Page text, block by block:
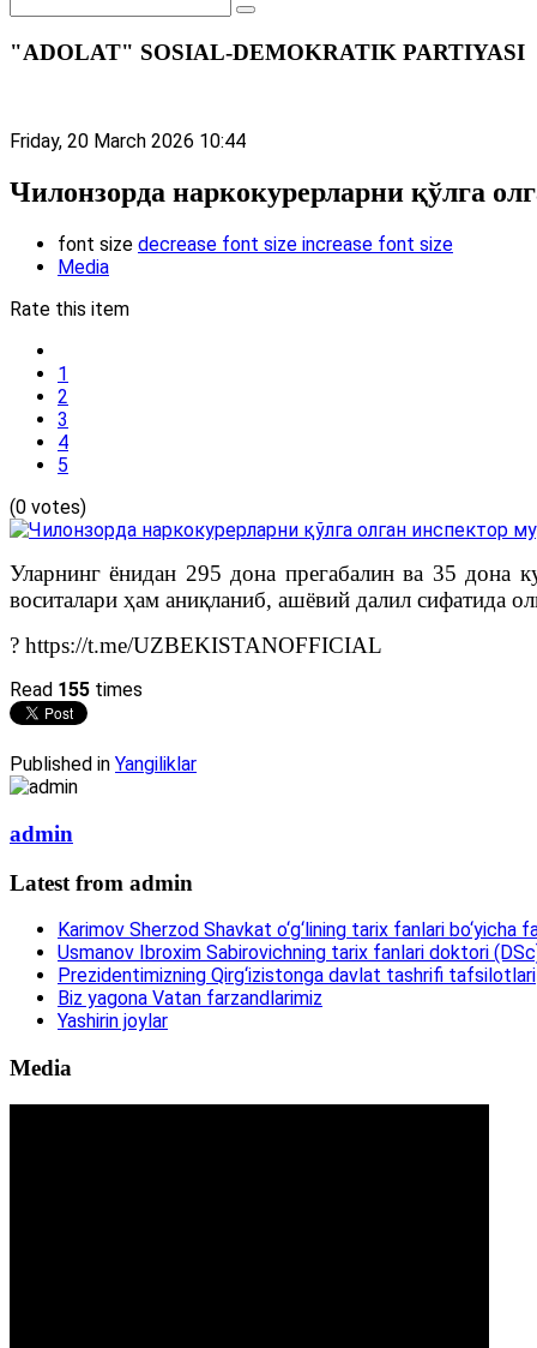
"ADOLAT" SOSIAL-DEMOKRATIK PARTIYASI
Friday, 20 March 2026 10:44
Чилонзорда наркокурерларни қўлга
font size decrease font size increase font size
Media
Rate this item
1
2
3
4
5
(0 votes)
Уларнинг ёнидан 295 дона прегабалин ва 35 дона
воситалари ҳам аниқланиб, ашёвий далил сифатида
? https://t.me/UZBEKISTANOFFICIAL
Read 155 times
Published in Yangiliklar
admin
Latest from admin
Karimov Sherzod Shavkat o‘g‘lining tarix fanlari
Usmanov Ibroxim Sabirovichning tarix fanlari doktori
Prezidentimizning Qirg‘izistonga davlat tashrifi tafsilotlari
Biz yagona Vatan farzandlarimiz
Yashirin joylar
Media